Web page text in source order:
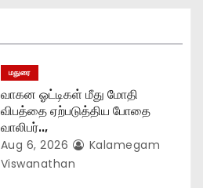
மதுரை
வாகன ஓட்டிகள் மீது மோதி
விபத்தை ஏற்படுத்திய போதை
வாலிபர்..,
Aug 6, 2026
Kalamegam
Viswanathan